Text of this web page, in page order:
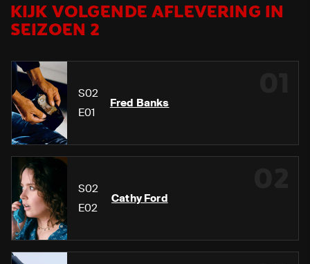
KIJK VOLGENDE AFLEVERING IN
SEIZOEN 2
S02
E01
Fred Banks
S02
E02
Cathy Ford